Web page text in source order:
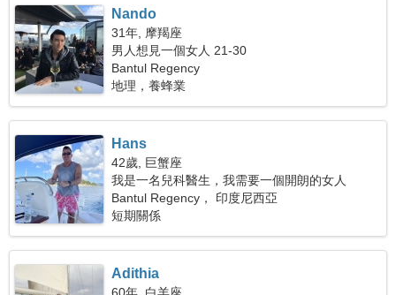
Nando
31年, 摩羯座
男人想見一個女人 21-30
Bantul Regency
地理，養蜂業
Hans
42歲, 巨蟹座
我是一名兒科醫生，我需要一個開朗的女人
Bantul Regency， 印度尼西亞
短期關係
Adithia